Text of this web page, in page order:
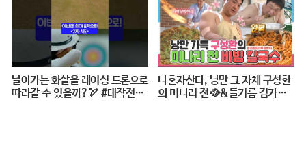
날아가는 화살을 레이싱 드론으로
따라갈 수 있을까?🏹 #대작전X1
나혼자산다, 낭만 그 자체 구성환
의 미나리 전🥘&들기름 김가루